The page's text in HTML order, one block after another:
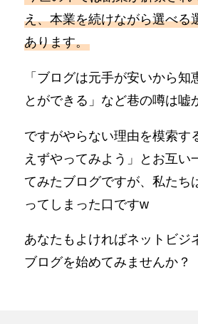
え、本業を続けながら選べる
あります。
「ブログは元手が安いから知
とができる」など巷の噂は嘘
ですがやらない理由を模索す
えずやってみよう」とお互い
てみたブログですが、私たち
ってしまった口ですw
あなたもよければネットビジ
ブログを始めてみませんか？